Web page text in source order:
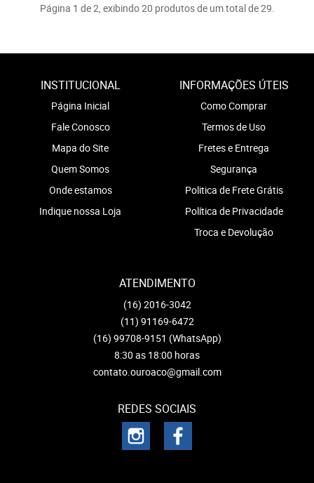
Página 1 de 2, exibindo 20 produtos de um total de 29.
INSTITUCIONAL
Página Inicial
Fale Conosco
Mapa do Site
Quem Somos
Onde estamos
Indique nossa Loja
INFORMAÇÕES ÚTEIS
Como Comprar
Termos de Uso
Fretes e Entrega
Segurança
Politica de Frete Grátis
Política de Privacidade
Troca e Devolução
ATENDIMENTO
(16) 2016-3042
(11) 91169-6472
(16) 99708-9151 (WhatsApp)
8:30 as 18:00 horas
contato.ouroaco@gmail.com
REDES SOCIAIS